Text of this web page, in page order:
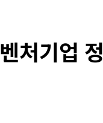
처기업 정